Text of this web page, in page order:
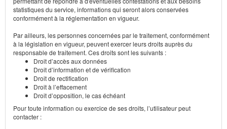
statistiques du service, informations qui seront alors conservées
conformément à la réglementation en vigueur.
Par ailleurs, les personnes concernées par le traitement, conformément
à la législation en vigueur, peuvent exercer leurs droits auprès du
responsable de traitement. Ces droits sont les suivants :
Droit d’accès aux données
Droit d’information et de vérification
Droit de rectification
Droit à l’effacement
Droit d’opposition, le cas échéant
Pour toute information ou exercice de ses droits, l’utilisateur peut
contacter :